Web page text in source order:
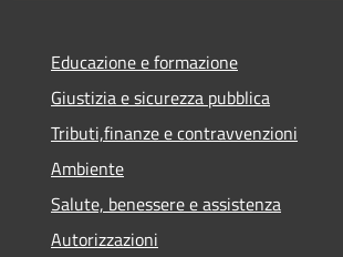
Educazione e formazione
Giustizia e sicurezza pubblica
Tributi,finanze e contravvenzioni
Ambiente
Salute, benessere e assistenza
Autorizzazioni